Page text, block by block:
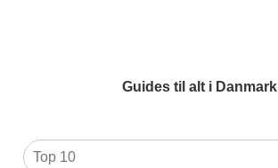
Guides til alt i Danmark